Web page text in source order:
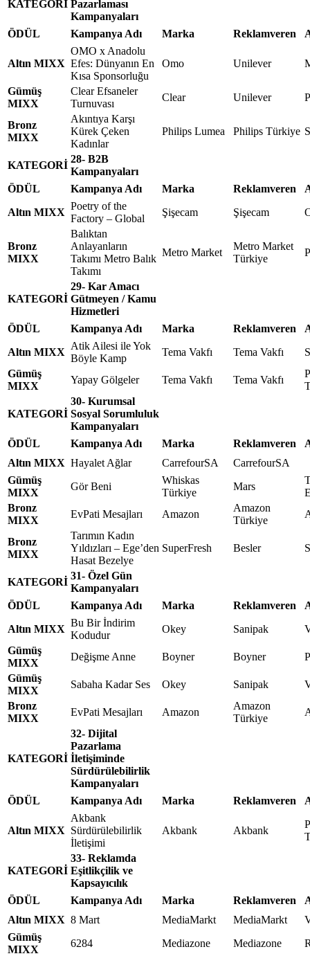
KATEGORİ Pazarlaması
Kampanyaları
ÖDÜL
Kampanya Adı Marka Reklamveren
Altın MIXX
OMO x Anadolu
Efes: Dünyanın En
Kısa Sponsorluğu
Omo Unilever
Gümüş
MIXX
Clear Efsaneler
Turnuvası
Clear Unilever
Bronz
MIXX
Akıntıya Karşı
Kürek Çeken
Kadınlar
Philips Lumea Philips Türkiye
KATEGORİ
28- B2B
Kampanyaları
ÖDÜL
Kampanya Adı Marka Reklamveren
Altın MIXX
Poetry of the
Factory – Global
Şişecam Şişecam
Bronz
MIXX
Balıktan
Anlayanların
Takımı Metro Balık
Takımı
Metro Market
Metro Market
Türkiye
KATEGORİ
29- Kar Amacı
Gütmeyen / Kamu
Hizmetleri
ÖDÜL
Kampanya Adı Marka Reklamveren
Altın MIXX
Atik Ailesi ile Yok
Böyle Kamp
Tema Vakfı Tema Vakfı
Gümüş
MIXX
Yapay Gölgeler Tema Vakfı Tema Vakfı
KATEGORİ
30- Kurumsal
Sosyal Sorumluluk
Kampanyaları
ÖDÜL
Kampanya Adı Marka Reklamveren
Altın MIXX Hayalet Ağlar CarrefourSA
CarrefourSA
Gümüş
MIXX
Gör Beni
Whiskas
Türkiye
Mars
Bronz
MIXX
EvPati Mesajları Amazon
Amazon
Türkiye
Bronz
MIXX
Tarımın Kadın
Yıldızları – Ege’den
Hasat Bezelye
SuperFresh Besler
KATEGORİ
31- Özel Gün
Kampanyaları
ÖDÜL
Kampanya Adı Marka Reklamveren
Altın MIXX
Bu Bir İndirim
Kodudur
Okey Sanipak
Gümüş
MIXX
Değişme Anne Boyner Boyner
Gümüş
MIXX
Sabaha Kadar Ses Okey Sanipak
Bronz
MIXX
EvPati Mesajları Amazon
Amazon
Türkiye
KATEGORİ
32- Dijital
Pazarlama
İletişiminde
Sürdürülebilirlik
Kampanyaları
ÖDÜL
Kampanya Adı Marka Reklamveren
Altın MIXX
Akbank
Sürdürülebilirlik
İletişimi
Akbank Akbank
KATEGORİ
33- Reklamda
Eşitlikçilik ve
Kapsayıcılık
ÖDÜL
Kampanya Adı Marka Reklamveren
Altın MIXX 8 Mart MediaMarkt MediaMarkt
Gümüş
MIXX
6284 Mediazone Mediazone